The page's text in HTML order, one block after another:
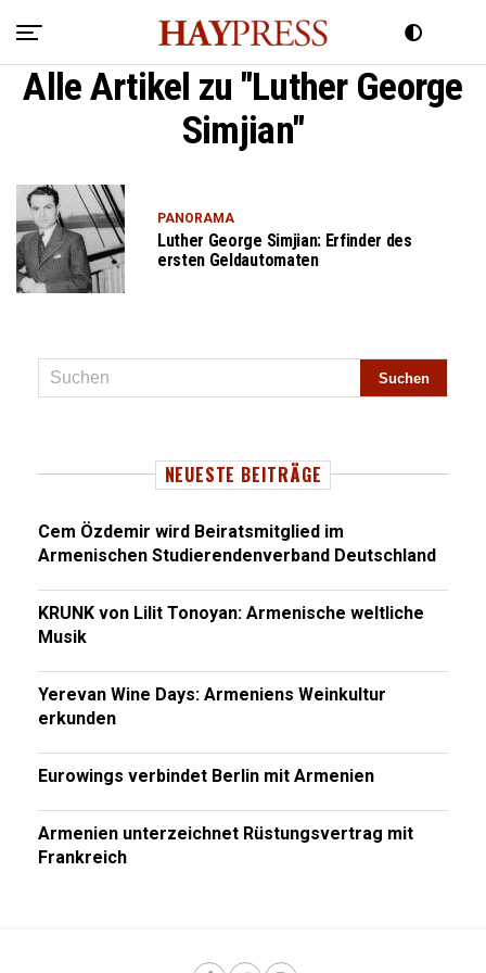
Alle Artikel zu "Luther George
Simjian"
PANORAMA
Luther George Simjian: Erfinder des
ersten Geldautomaten
NEUESTE BEITRÄGE
Cem Özdemir wird Beiratsmitglied im
Armenischen Studierendenverband Deutschland
KRUNK von Lilit Tonoyan: Armenische weltliche
Musik
Yerevan Wine Days: Armeniens Weinkultur
erkunden
Eurowings verbindet Berlin mit Armenien
Armenien unterzeichnet Rüstungsvertrag mit
Frankreich